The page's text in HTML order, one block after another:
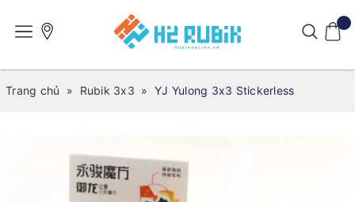
Trang chủ » Rubik 3x3 » YJ Yulong 3x3 Stickerless